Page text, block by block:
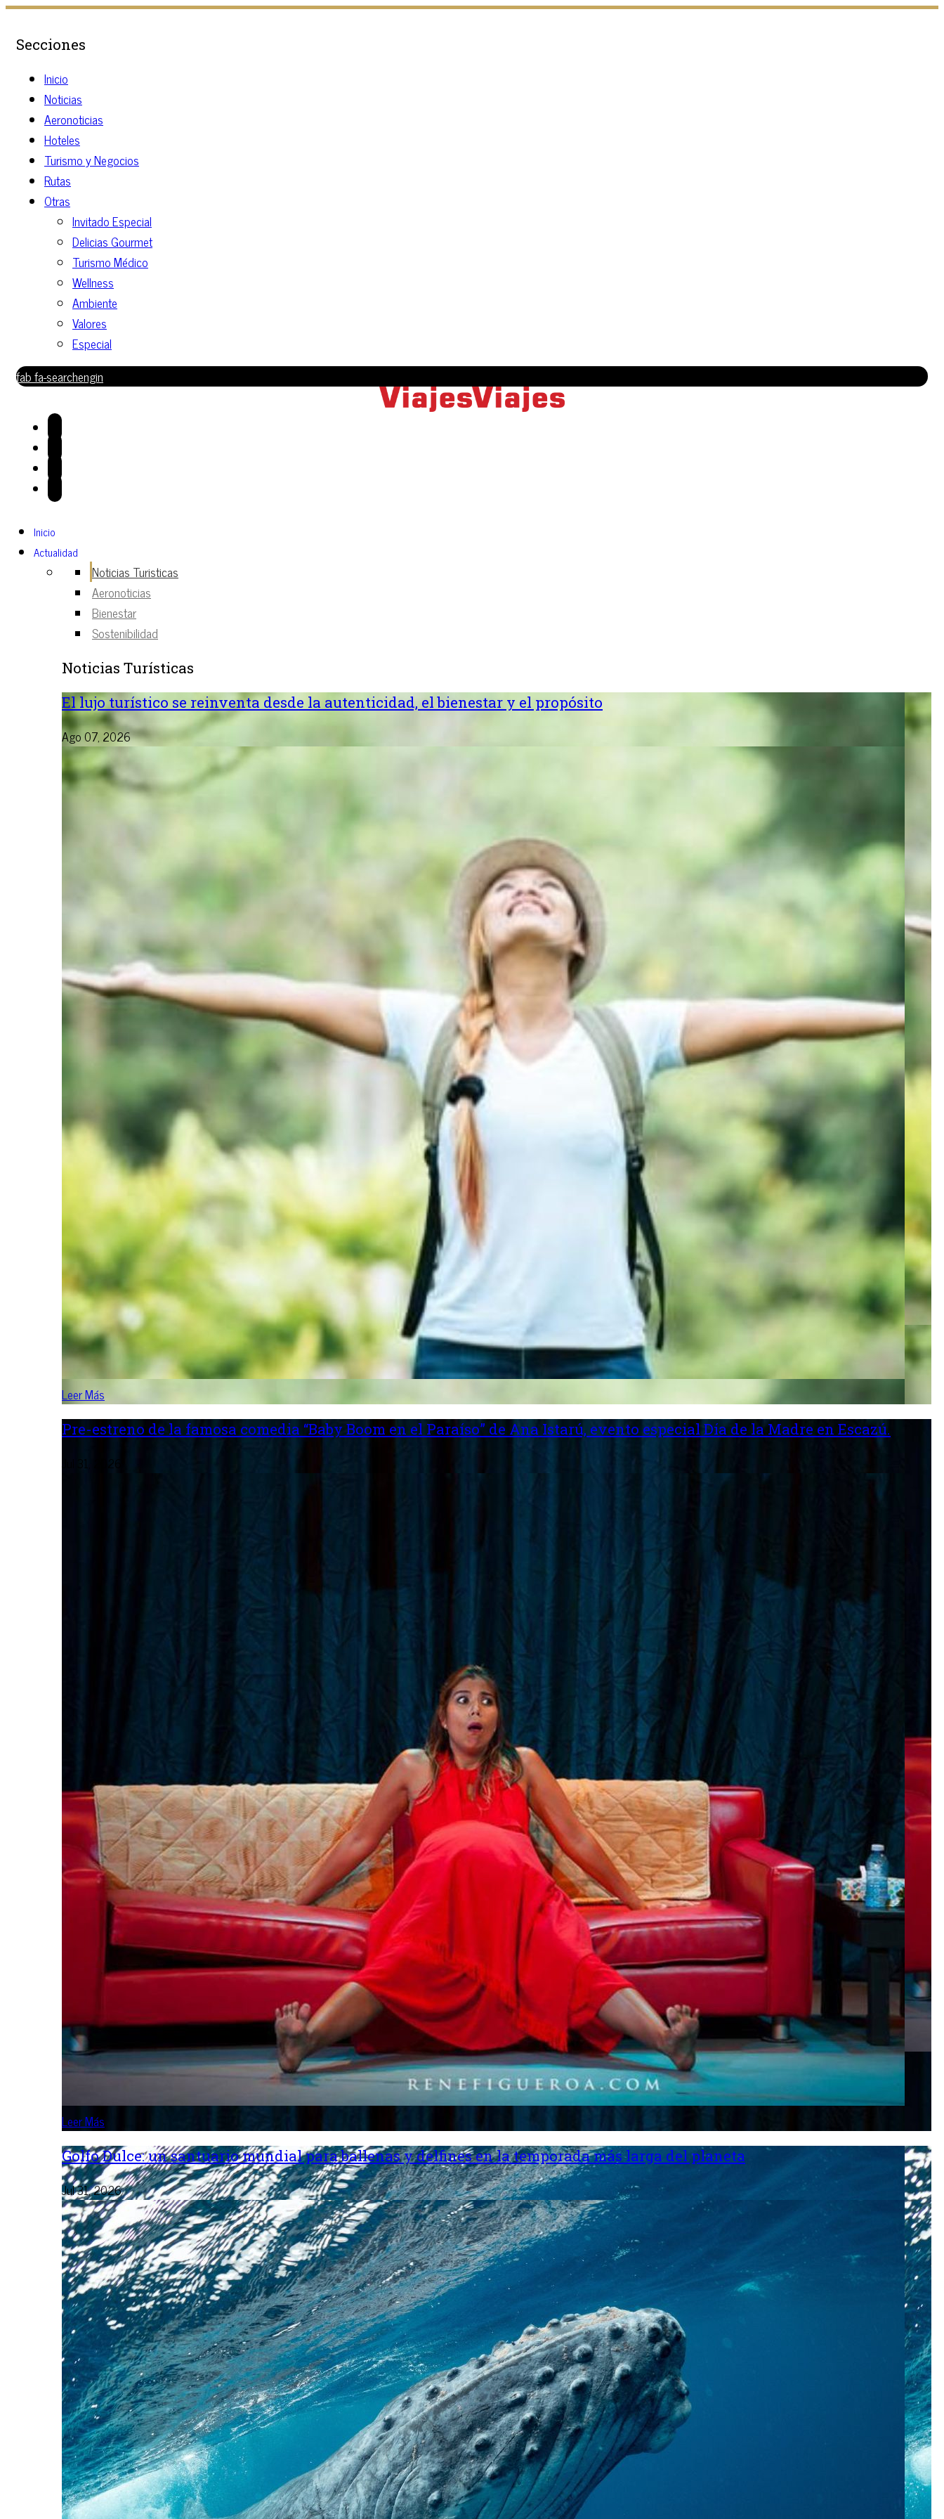
Secciones
Inicio
Noticias
Aeronoticias
Hoteles
Turismo y Negocios
Rutas
Otras
Invitado Especial
Delicias Gourmet
Turismo Médico
Wellness
Ambiente
Valores
Especial
fab fa-searchengin
Inicio
Actualidad
Noticias Turisticas
Aeronoticias
Bienestar
Sostenibilidad
Noticias Turísticas
El lujo turístico se reinventa desde la autenticidad, el bienestar y el propósito
Ago 07, 2026
Leer Más
Pre-estreno de la famosa comedia “Baby Boom en el Paraíso” de Ana Istarú, evento especial Día de la Madre en Escazú.
Jul 31, 2026
Leer Más
Golfo Dulce: un santuario mundial para ballenas y delfines en la temporada más larga del planeta
Jul 31, 2026